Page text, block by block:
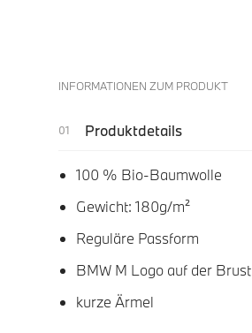
INFORMATIONEN ZUM PRODUKT
Produktdetails
100 % Bio-Baumwolle
Gewicht: 180g/m²
Reguläre Passform
BMW M Logo auf der Brust
kurze Ärmel